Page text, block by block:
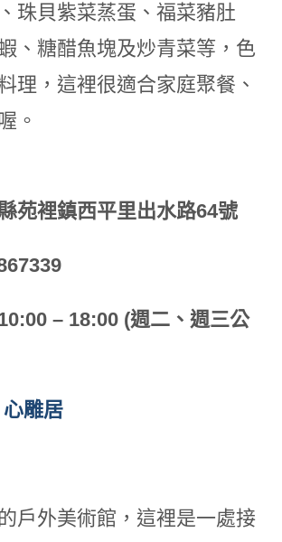
珠貝紫菜蒸蛋、福菜豬肚
、糖醋魚塊及炒青菜等，色
理，這裡很適合家庭聚餐、
。
苑裡鎮西平里出水路64號
– 18:00 (週二、週三公
心雕居
戶外美術館，這裡是一處接